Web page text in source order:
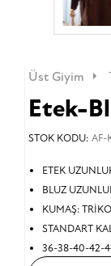
Üst Giyim
Etek-
STOK KODU: AF-
ETEK
BLUZ
KUMAŞ:
STANDART
36-38-40-42-